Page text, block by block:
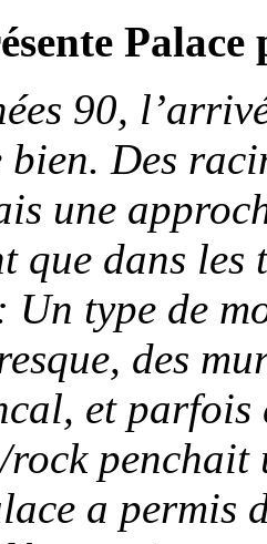
Palace
90,
bien. Des
une
que dans les
Un type de
des
et
rock
a permis